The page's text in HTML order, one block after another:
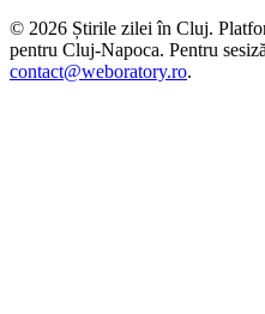
© 2026 Știrile zilei în Cluj.
pentru Cluj-Napoca. Pentru
contact@weboratory.ro.